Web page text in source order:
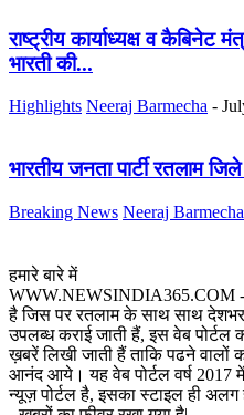
राष्ट्रीय कार्याध्यक्ष व कैबिनेट
भारती की...
Highlights Neeraj Barmecha -
भारतीय जनता पार्टी रतलाम
Breaking News Neeraj Barmecha
हमारे बारे में
WWW.NEWSINDIA365.COM -
है जिस पर रतलाम के साथ साथ
उपलब्ध कराई जाती हैं, इस वेब पोर्टल
ख़बरें लिखी जाती हैं ताकि पढने
आनंद आये। यह वेब पोर्टल वर्ष 2017
न्यूज़ पोर्टल है, इसका स्टाइल ही अलग